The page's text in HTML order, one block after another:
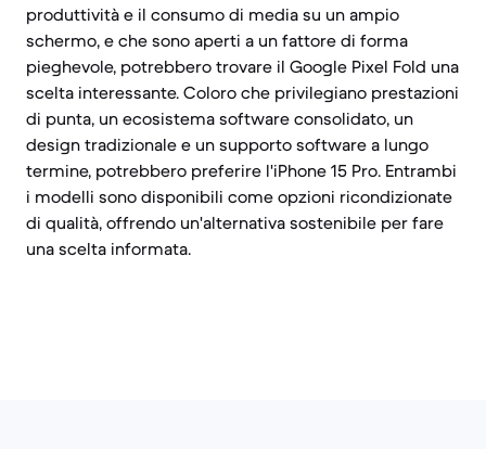
produttività e il consumo di media su un ampio
schermo, e che sono aperti a un fattore di forma
pieghevole, potrebbero trovare il Google Pixel Fold una
scelta interessante. Coloro che privilegiano prestazioni
di punta, un ecosistema software consolidato, un
design tradizionale e un supporto software a lungo
termine, potrebbero preferire l'iPhone 15 Pro. Entrambi
i modelli sono disponibili come opzioni ricondizionate
di qualità, offrendo un'alternativa sostenibile per fare
una scelta informata.